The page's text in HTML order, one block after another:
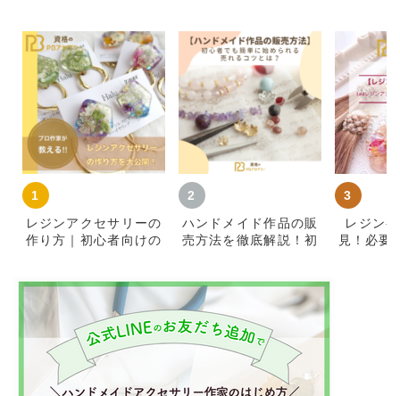
レジンアクセサリーの
作り方｜初心者向けの
ハンドメイド作品の販
売方法を徹底解説！初
レジン
見！必要